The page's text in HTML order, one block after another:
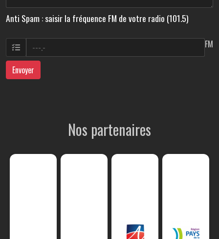
Anti Spam : saisir la fréquence FM de votre radio (101.5)
FM
Envoyer
Nos partenaires